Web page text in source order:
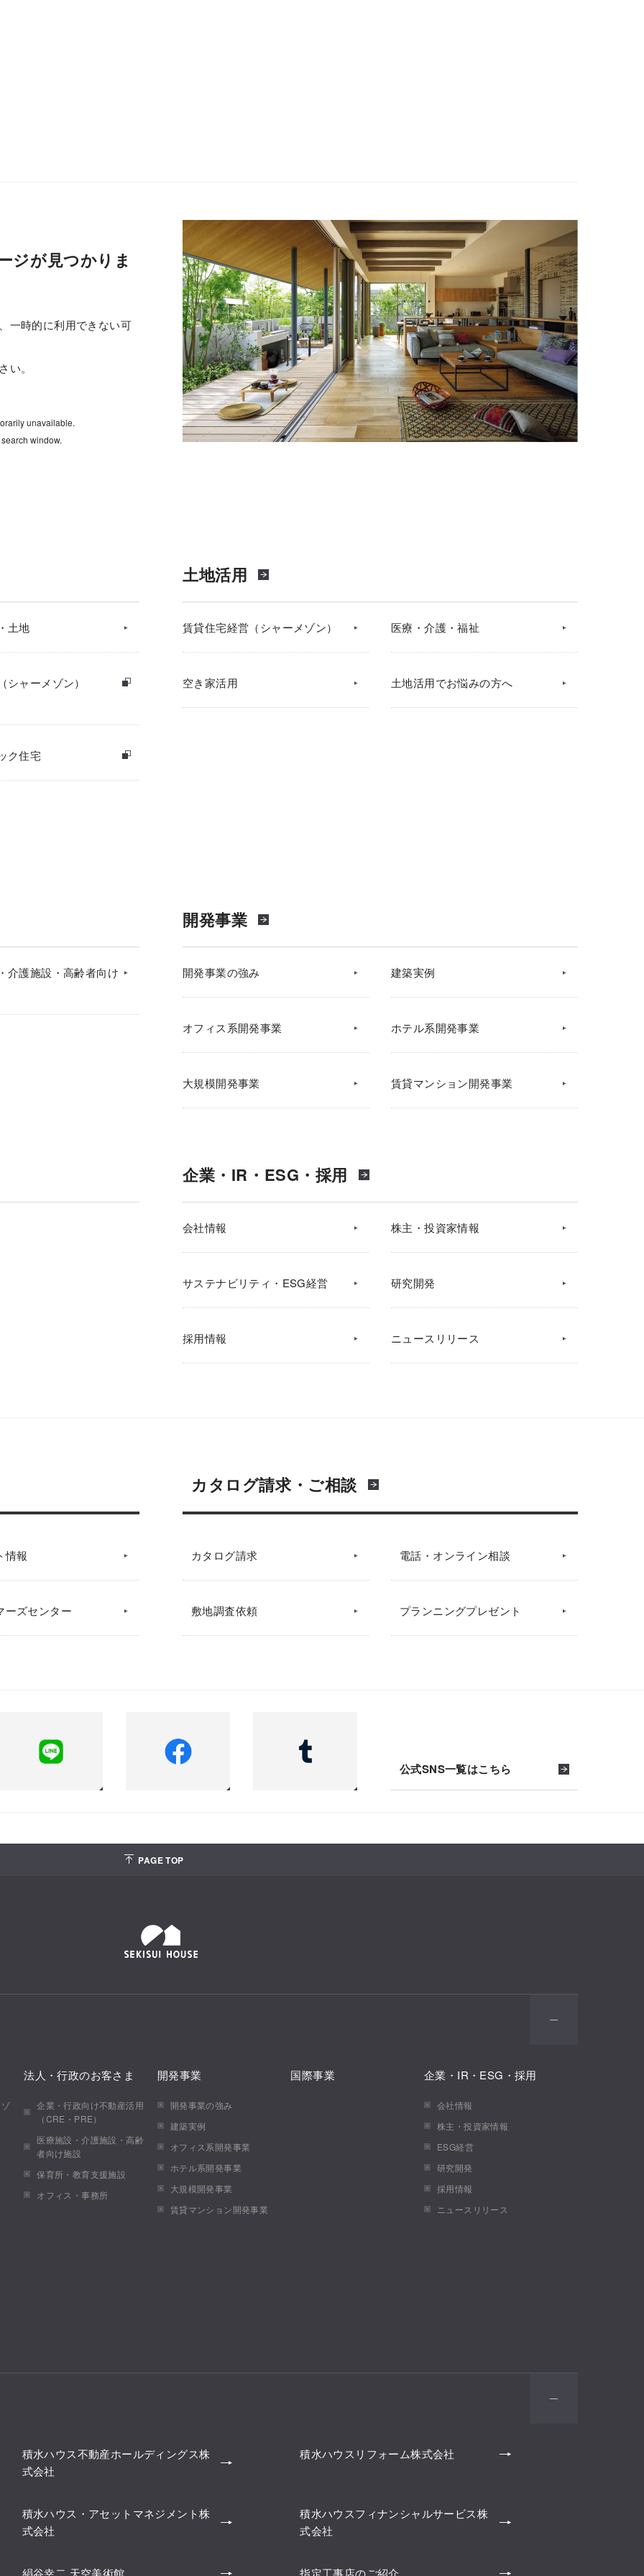
ジが見つかりま
一時的に利用できない可
い。
unavailable.
window.
土地
シャーメゾン）
ク住宅
土地活用
賃貸住宅経営（シャーメゾン） 医療・介護・福祉
空き家活用 土地活用でお悩みの方へ
介護施設・高齢者向け
開発事業
開発事業の強み 建築実例
オフィス系開発事業 ホテル系開発事業
大規模開発事業 賃貸マンション開発事業
企業・IR・ESG・採用
会社情報 株主・投資家情報
サステナビリティ・ESG経営 研究開発
採用情報 ニュースリリース
情報
ーズセンター
カタログ請求・ご相談
カタログ請求 電話・オンライン相談
敷地調査依頼 プランニングプレゼント
公式SNS一覧はこちら
PAGE TOP
法人・行政のお客さま
企業・行政向け不動産活用
（CRE・PRE）
医療施設・介護施設・高齢
者向け施設
保育所・教育支援施設
オフィス・事務所
開発事業
開発事業の強み
建築実例
オフィス系開発事業
ホテル系開発事業
大規模開発事業
賃貸マンション開発事業
国際事業 企業・IR・ESG・採用
会社情報
株主・投資家情報
ESG経営
研究開発
採用情報
ニュースリリース
積水ハウス不動産ホールディングス株
式会社
積水ハウスリフォーム株式会社
積水ハウス・アセットマネジメント株
式会社
積水ハウスフィナンシャルサービス株
式会社